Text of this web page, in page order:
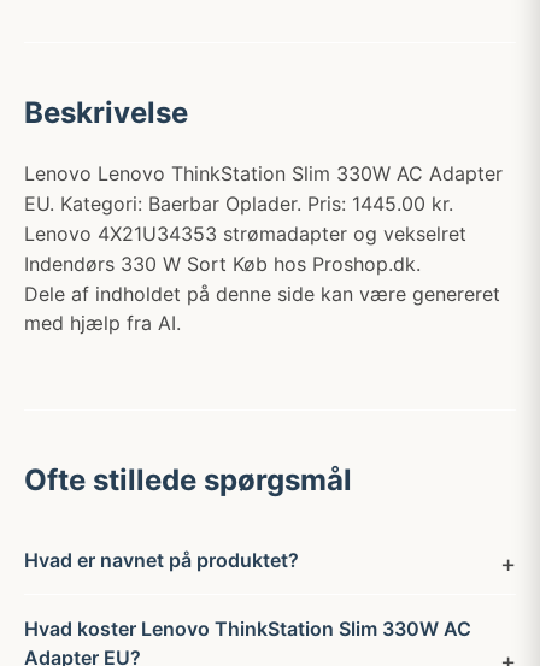
Beskrivelse
Lenovo Lenovo ThinkStation Slim 330W AC Adapter
EU. Kategori: Baerbar Oplader. Pris: 1445.00 kr.
Lenovo 4X21U34353 strømadapter og vekselret
Indendørs 330 W Sort Køb hos Proshop.dk.
Dele af indholdet på denne side kan være genereret
med hjælp fra AI.
Ofte stillede spørgsmål
Hvad er navnet på produktet?
Hvad koster Lenovo ThinkStation Slim 330W AC
Adapter EU?